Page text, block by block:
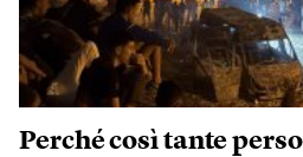
Perché così tante